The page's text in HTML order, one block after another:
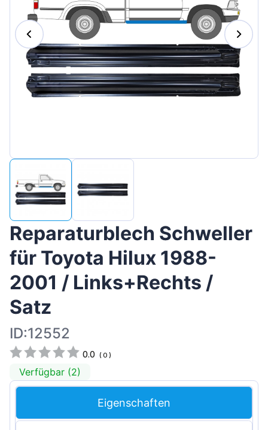
Lietuvių
Hrvatski
Português
Slovenian
Reparaturblech Schweller
für Toyota Hilux 1988-
2001 / Links+Rechts /
Satz
ID:12552
0.0 (0 )
Verfügbar (2)
Eigenschaften